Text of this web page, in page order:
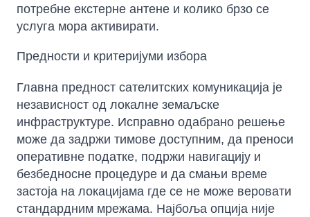
потребне екстерне антене и колико брзо се
услуга мора активирати.
Предности и критеријуми избора
Главна предност сателитских комуникација је
независност од локалне земаљске
инфраструктуре. Исправно одабрано решење
може да задржи тимове доступним, да преноси
оперативне податке, подржи навигацију и
безбедносне процедуре и да смањи време
застоја на локацијама где се не може веровати
стандардним мрежама. Најбоља опција није